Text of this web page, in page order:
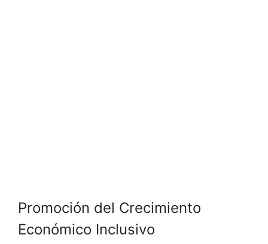
Promoción del Crecimiento
Económico Inclusivo